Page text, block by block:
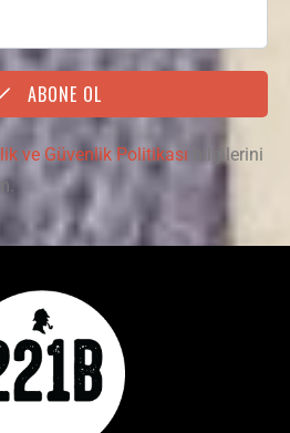
ABONE OL
ve Güvenlik Politikası bilgilerini